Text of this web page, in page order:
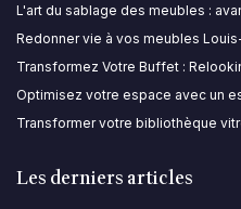
L'art du sablage des meubles :
Redonner vie à vos meubles
Transformez Votre Buffet :
Optimisez votre espace avec un
Transformer votre bibliothèque
Les derniers articles